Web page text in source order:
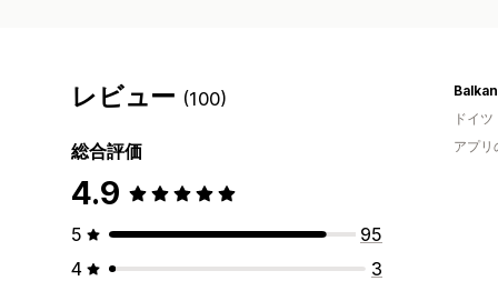
レビュー (100)
総合評価
4.9
5
95
4
3
ドイツ
アプリ